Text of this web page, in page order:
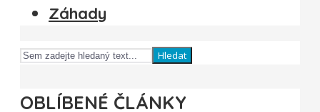
Záhady
Hledat
OBLÍBENÉ ČLÁNKY